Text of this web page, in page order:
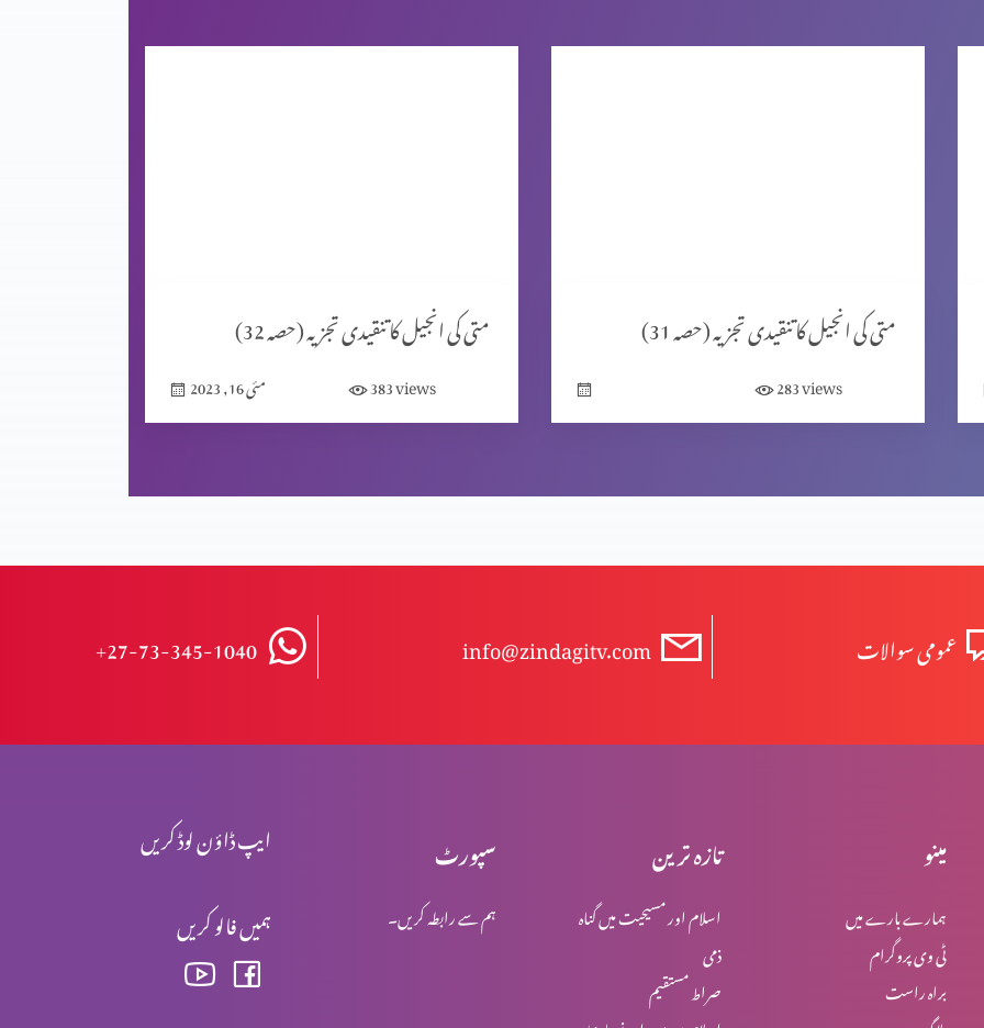
متی کی انجیل کا تنقیدی تجزیہ (حصہ 32)
مئی 16, 2023 383views
متی کی انجیل کا تنقیدی تجزیہ (حصہ 31)
283views
+27-73-345-1040 info@zindagitv.com عمومی سوالات
ایپ ڈاؤن لوڈ کریں
ہمیں فالو کریں
سپورٹ
ہم سے رابطہ کریں۔
تازہ ترین
اسلام اور مسیحیت میں گناہ
ذمی
صراط مستقیم
مینو
ہمارے بارے میں
ٹی وی پروگرام
براہ راست